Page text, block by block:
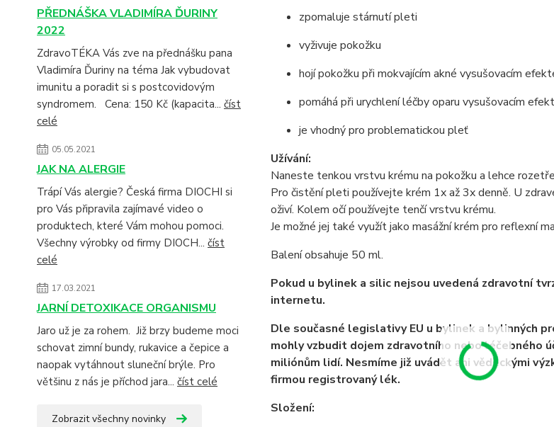
PŘEDNÁŠKA VLADIMÍRA ĎURINY
2022
ZdravoTÉKA Vás zve na přednášku pana
Vladimíra Ďuriny na téma Jak vybudovat
imunitu a poradit si s postcovidovým
syndromem. Cena: 150 Kč (kapacita... číst
celé
05.05.2021
JAK NA ALERGIE
Trápí Vás alergie? Česká firma DIOCHI si
pro Vás připravila zajímavé video o
produktech, které Vám mohou pomoci.
Všechny výrobky od firmy DIOCH... číst
celé
17.03.2021
JARNÍ DETOXIKACE ORGANISMU
Jaro už je za rohem. Již brzy budeme moci
schovat zimní bundy, rukavice a čepice a
naopak vytáhnout sluneční brýle. Pro
většinu z nás je příchod jara... číst celé
Zobrazit všechny novinky
zpomaluje stárnutí pleti
vyživuje pokožku
hojí pokožku při mokvajícím akné vysušovacím
pomáhá při urychlení léčby oparu vysušovacím
je vhodný pro problematickou pleť
Užívání:
Naneste tenkou vrstvu krému na pokožku a lehce
Pro čistění pleti používejte krém 1x až 3x denně. U
oživí. Kolem očí používejte tenčí vrstvu krému.
Je možné jej také využít jako masážní krém pro reflexní
Balení obsahuje 50 ml.
Pokud u bylinek a silic nejsou uvedená zdravotní
internetu.
Dle současné legislativy EU u bylinek a bylinných
mohly vzbudit dojem zdravotního nebo léčebného
miliónům lidí. Nesmíme již uvádět ani vědeckými
firmou registrovaný lék.
Složení: